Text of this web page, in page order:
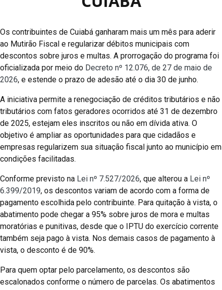
Os contribuintes de Cuiabá ganharam mais um mês para aderir
ao Mutirão Fiscal e regularizar débitos municipais com
descontos sobre juros e multas. A prorrogação do programa foi
oficializada por meio do Decreto nº 12.076, de 27 de maio de
2026, e estende o prazo de adesão até o dia 30 de junho.
A iniciativa permite a renegociação de créditos tributários e não
tributários com fatos geradores ocorridos até 31 de dezembro
de 2025, estejam eles inscritos ou não em dívida ativa. O
objetivo é ampliar as oportunidades para que cidadãos e
empresas regularizem sua situação fiscal junto ao município em
condições facilitadas.
Conforme previsto na Lei nº 7.527/2026, que alterou a Lei nº
6.399/2019, os descontos variam de acordo com a forma de
pagamento escolhida pelo contribuinte. Para quitação à vista, o
abatimento pode chegar a 95% sobre juros de mora e multas
moratórias e punitivas, desde que o IPTU do exercício corrente
também seja pago à vista. Nos demais casos de pagamento à
vista, o desconto é de 90%.
Para quem optar pelo parcelamento, os descontos são
escalonados conforme o número de parcelas. Os abatimentos